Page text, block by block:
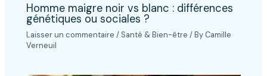
Homme maigre noir vs blanc : différences
génétiques ou sociales ?
Laisser un commentaire / Santé & Bien-être / By Camille
Verneuil